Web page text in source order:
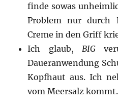
finde sowas
Problem nur durch
Creme in den Griff
Ich glaub, BIG
Daueranwendung
Kopfhaut aus. Ich
vom Meersalz